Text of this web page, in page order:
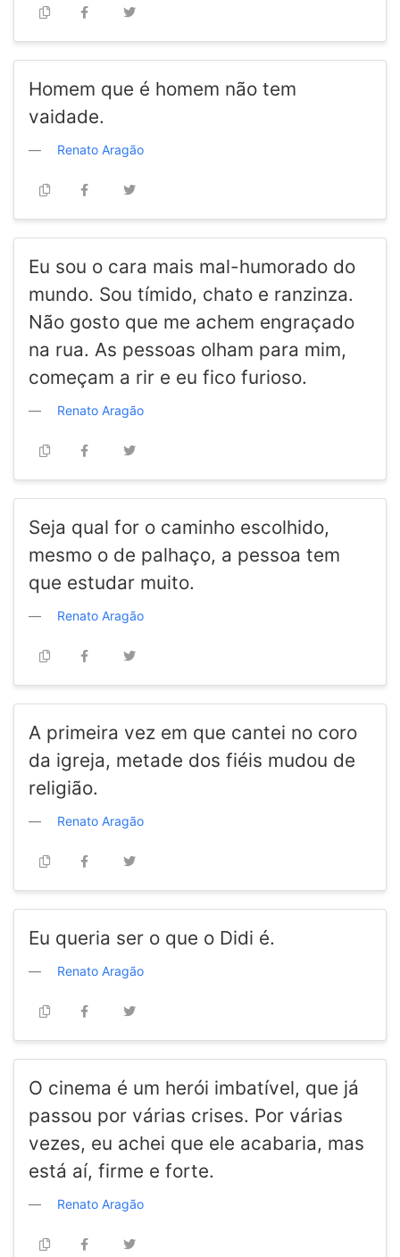
Homem que é homem não tem
vaidade.
Renato Aragão
Eu sou o cara mais mal-humorado do
mundo. Sou tímido, chato e ranzinza.
Não gosto que me achem engraçado
na rua. As pessoas olham para mim,
começam a rir e eu fico furioso.
Renato Aragão
Seja qual for o caminho escolhido,
mesmo o de palhaço, a pessoa tem
que estudar muito.
Renato Aragão
A primeira vez em que cantei no coro
da igreja, metade dos fiéis mudou de
religião.
Renato Aragão
Eu queria ser o que o Didi é.
Renato Aragão
O cinema é um herói imbatível, que já
passou por várias crises. Por várias
vezes, eu achei que ele acabaria, mas
está aí, firme e forte.
Renato Aragão